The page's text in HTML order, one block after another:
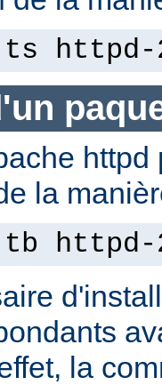
ts
la
tb
la